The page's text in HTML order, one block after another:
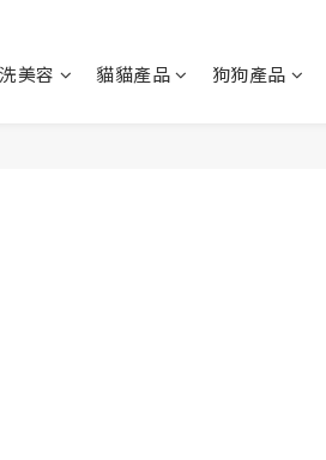
美容 貓貓產品 狗狗產品